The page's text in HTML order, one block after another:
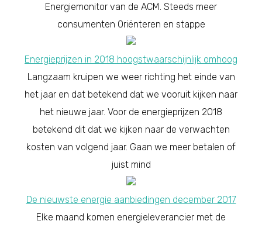
Energiemonitor van de ACM. Steeds meer
consumenten Oriënteren en stappe
Energieprijzen in 2018 hoogstwaarschijnlijk omhoog
Langzaam kruipen we weer richting het einde van
het jaar en dat betekend dat we vooruit kijken naar
het nieuwe jaar. Voor de energieprijzen 2018
betekend dit dat we kijken naar de verwachten
kosten van volgend jaar. Gaan we meer betalen of
juist mind
De nieuwste energie aanbiedingen december 2017
Elke maand komen energieleverancier met de